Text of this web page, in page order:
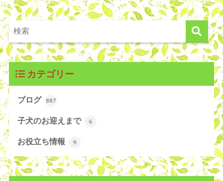
カテゴリー
ブログ 887
子犬のお迎えまで 6
お役立ち情報 9